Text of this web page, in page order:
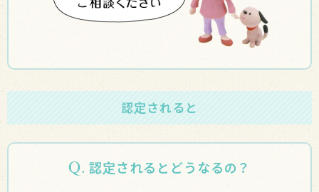
認定されると
Q. 認定されるとどうなるの？